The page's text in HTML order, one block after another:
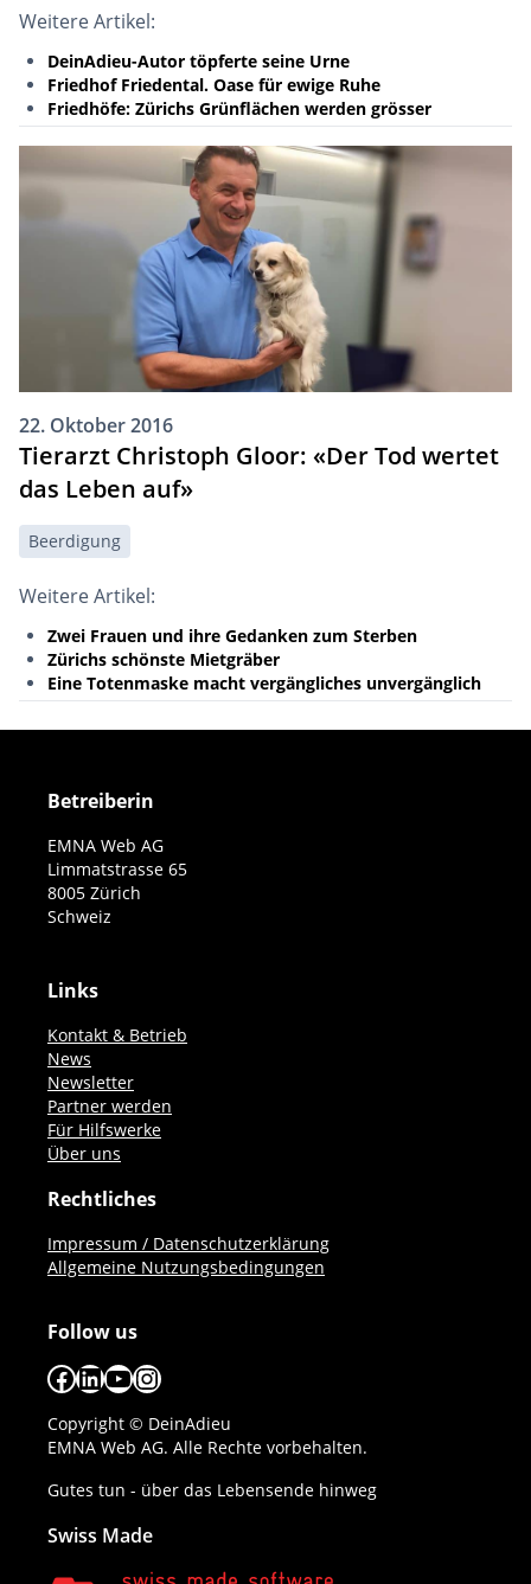
Weitere Artikel:
DeinAdieu-Autor töpferte seine Urne
Friedhof Friedental. Oase für ewige Ruhe
Friedhöfe: Zürichs Grünflächen werden grösser
22. Oktober 2016
Tierarzt Christoph Gloor: «Der Tod wertet
das Leben auf»
Beerdigung
Weitere Artikel:
Zwei Frauen und ihre Gedanken zum Sterben
Zürichs schönste Mietgräber
Eine Totenmaske macht vergängliches unvergänglich
Betreiberin
EMNA Web AG
Limmatstrasse 65
8005 Zürich
Schweiz
Links
Kontakt & Betrieb
News
Newsletter
Partner werden
Für Hilfswerke
Über uns
Rechtliches
Impressum / Datenschutzerklärung
Allgemeine Nutzungsbedingungen
Follow us
Facebook
LinkedIn
YouTube
Instagram
Copyright © DeinAdieu
EMNA Web AG. Alle Rechte vorbehalten.
Gutes tun - über das Lebensende hinweg
Swiss Made